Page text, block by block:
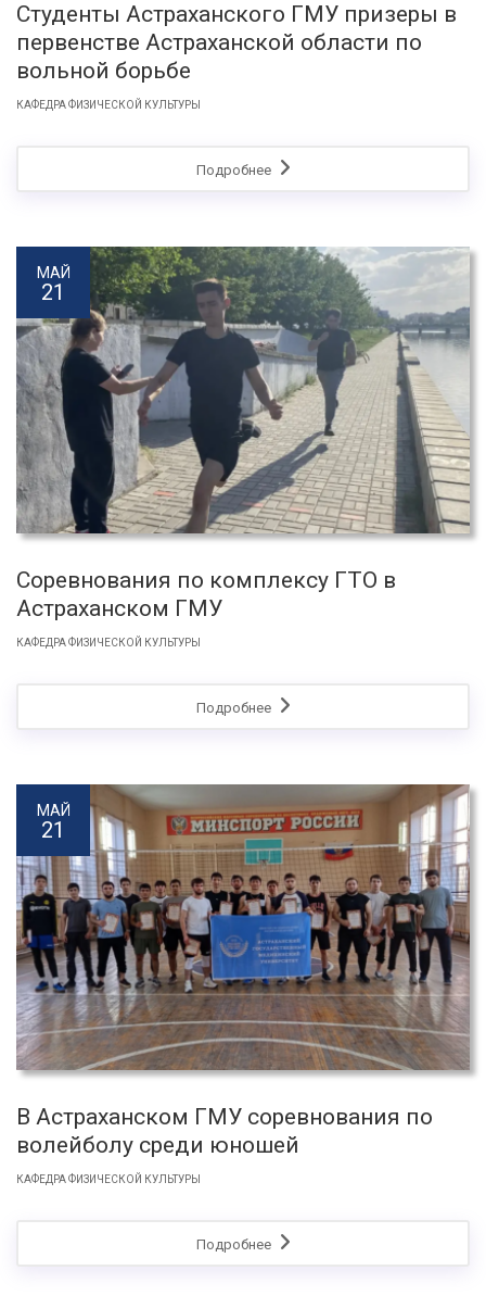
Студенты Астраханского ГМУ призеры в
первенстве Астраханской области по
вольной борьбе
КАФЕДРА ФИЗИЧЕСКОЙ КУЛЬТУРЫ
Подробнее
МАЙ
21
Соревнования по комплексу ГТО в
Астраханском ГМУ
КАФЕДРА ФИЗИЧЕСКОЙ КУЛЬТУРЫ
Подробнее
МАЙ
21
В Астраханском ГМУ соревнования по
волейболу среди юношей
КАФЕДРА ФИЗИЧЕСКОЙ КУЛЬТУРЫ
Подробнее